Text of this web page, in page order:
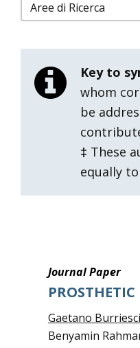
Select content
Key to
whom
be
‡ These
equally
Journal Paper
Gaetano
Benyamin